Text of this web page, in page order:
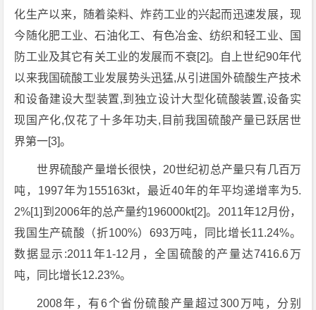
化生产以来，随着染料、炸药工业的兴起而迅速发展，现
今随化肥工业、石油化工、有色冶金、纺织和轻工业、国
防工业及其它有关工业的发展而不衰[2]。自上世纪90年代
以来我国硫酸工业发展势头迅猛,从引进国外硫酸生产技术
和设备建设大型装置,到独立设计大型化硫酸装置,设备实
现国产化,仅花了十多年功夫,目前我国硫酸产量已跃居世
界第一[3]。
世界硫酸产量增长很快，20世纪初总产量只有几百万
吨，1997年为155163kt，最近40年的年平均递增率为5.
2%[1]到2006年的总产量约196000kt[2]。2011年12月份，
我国生产硫酸（折100%）693万吨，同比增长11.24%。
数据显示:2011年1-12月，全国硫酸的产量达7416.6万
吨，同比增长12.23%。
2008年，有6个省份硫酸产量超过300万吨，分别